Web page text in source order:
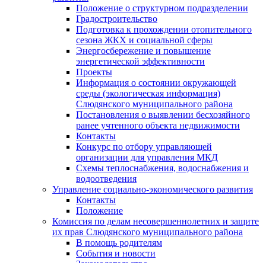
Положение о структурном подразделении
Градостроительство
Подготовка к прохождении отопительного
сезона ЖКХ и социальной сферы
Энергосбережение и повышение
энергетической эффективности
Проекты
Информация о состоянии окружающей
среды (экологическая информация)
Слюдянского муниципального района
Постановления о выявлении бесхозяйного
ранее учтенного объекта недвижимости
Контакты
Конкурс по отбору управляющей
организации для управления МКД
Схемы теплоснабжения, водоснабжения и
водоотведения
Управление социально-экономического развития
Контакты
Положение
Комиссия по делам несовершеннолетних и защите
их прав Слюдянского муниципального района
В помощь родителям
События и новости